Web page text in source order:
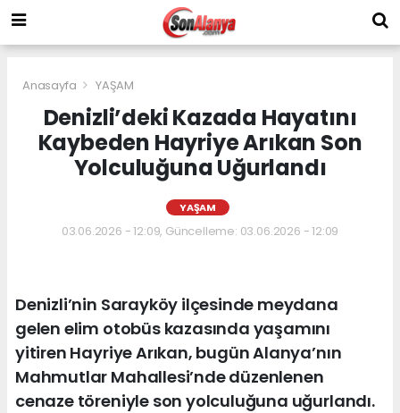
Anasayfa YAŞAM
Denizli’deki Kazada Hayatını
Kaybeden Hayriye Arıkan Son
Yolculuğuna Uğurlandı
YAŞAM
03.06.2026 - 12:09, Güncelleme: 03.06.2026 - 12:09
Denizli’nin Sarayköy ilçesinde meydana
gelen elim otobüs kazasında yaşamını
yitiren Hayriye Arıkan, bugün Alanya’nın
Mahmutlar Mahallesi’nde düzenlenen
cenaze töreniyle son yolculuğuna uğurlandı.